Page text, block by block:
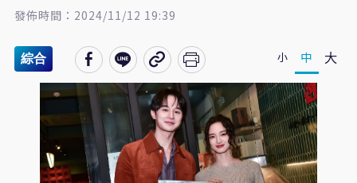
發佈時間：2024/11/12 19:39
綜合 小 中 大